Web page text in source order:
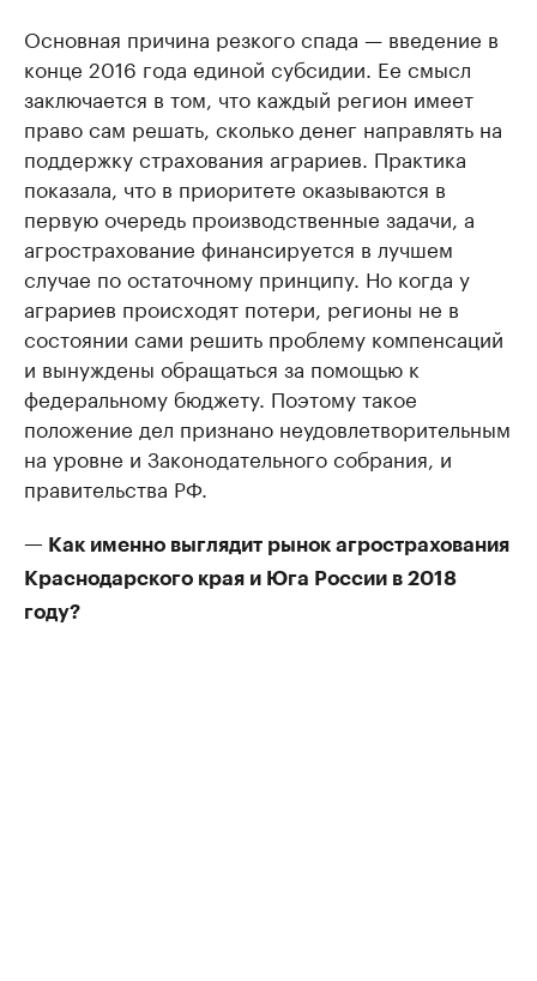
Основная причина резкого спада — введение в
конце 2016 года единой субсидии. Ее смысл
заключается в том, что каждый регион имеет
право сам решать, сколько денег направлять на
поддержку страхования аграриев. Практика
показала, что в приоритете оказываются в
первую очередь производственные задачи, а
агрострахование финансируется в лучшем
случае по остаточному принципу. Но когда у
аграриев происходят потери, регионы не в
состоянии сами решить проблему компенсаций
и вынуждены обращаться за помощью к
федеральному бюджету. Поэтому такое
положение дел признано неудовлетворительным
на уровне и Законодательного собрания, и
правительства РФ.
— Как именно выглядит рынок агрострахования
Краснодарского края и Юга России в 2018
году?